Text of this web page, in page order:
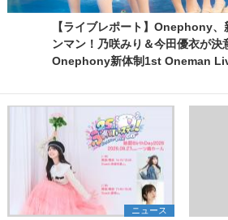
【ライブレポート】Onephony、
ンマン！乃咲みり＆今田優衣が決
Onephony新体制1st Oneman
ニュース